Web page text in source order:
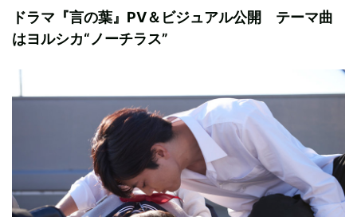
ドラマ『言の葉』PV＆ビジュアル公開 テーマ曲
はヨルシカ“ノーチラス”